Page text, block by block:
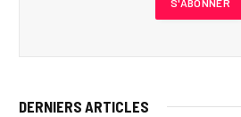
DERNIERS ARTICLES